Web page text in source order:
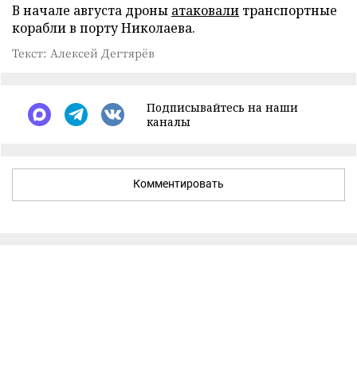
В начале августа дроны атаковали транспортные
корабли в порту Николаева.
Текст: Алексей Дегтярёв
Подписывайтесь на наши
каналы
Комментировать